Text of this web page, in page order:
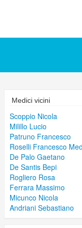
Medici vicini
Scoppio Nicola
Milillo Lucio
Patruno Francesco
Roselli Francesco
De Palo Gaetano
De Santis Bepi
Rogliero Rosa
Ferrara Massimo
Micunco Nicola
Andriani Sebastiano